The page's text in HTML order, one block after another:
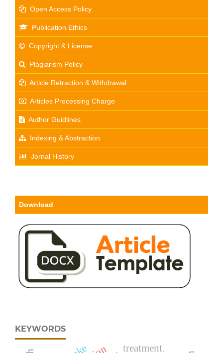
Open Access Policy
Publication Ethics
Copyright & License
Plagiarism Policy
Article Retraction & Withdrawal
Articles Processing Charge
Author Guidlines
Indexing & Abstraction
Jornal History
Download
KEYWORDS
treatment.